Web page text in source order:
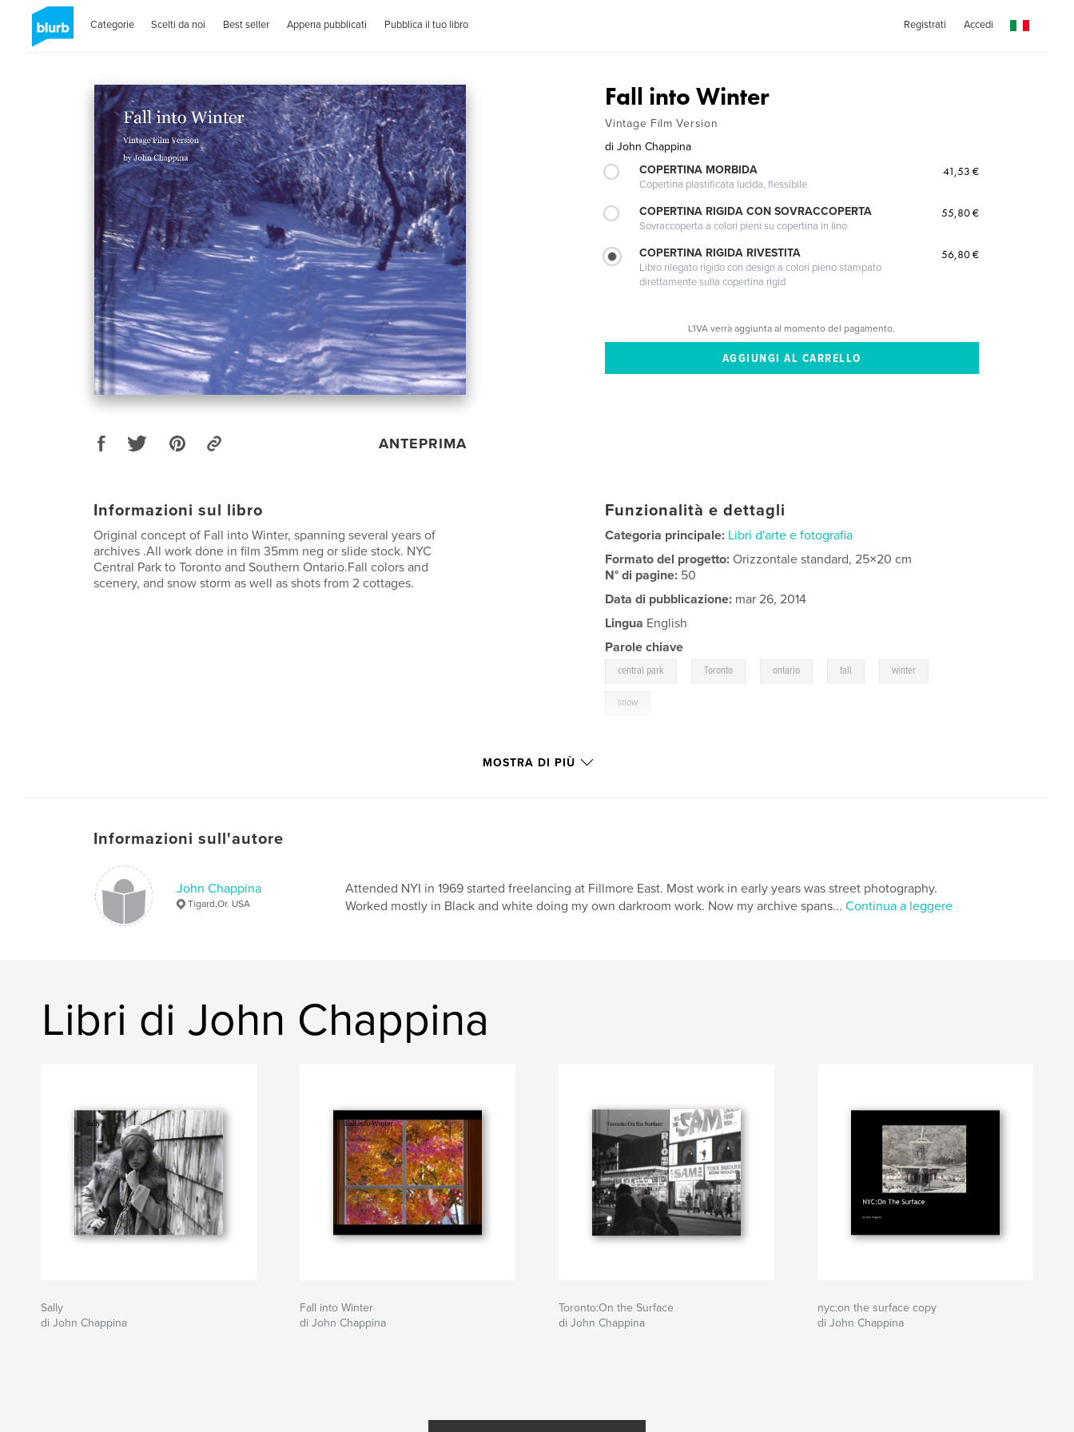
Categorie Scelti da noi Best seller Appena pubblicati Pubblica il tuo libro Registrati Accedi
ANTEPRIMA
Fall into Winter
Vintage Film Version
di John Chappina
COPERTINA MORBIDA
Copertina plastificata lucida, flessibile
41,53 €
COPERTINA RIGIDA CON SOVRACCOPERTA
Sovraccoperta a colori pieni su copertina in lino
55,80 €
COPERTINA RIGIDA RIVESTITA
Libro rilegato rigido con design a colori pieno stampato
direttamente sulla copertina rigid
56,80 €
L'IVA verrà aggiunta al momento del pagamento.
Informazioni sul libro
Original concept of Fall into Winter, spanning several years of
archives .All work done in film 35mm neg or slide stock. NYC
Central Park to Toronto and Southern Ontario.Fall colors and
scenery, and snow storm as well as shots from 2 cottages.
Funzionalità e dettagli
Categoria principale: Libri d'arte e fotografia
Formato del progetto:Orizzontale standard, 25×20 cm
N° di pagine: 50
Data di pubblicazione: mar 26, 2014
Lingua English
Parole chiave
central park Toronto ontario fall winter
snow
MOSTRA DI PIÙ
Informazioni sull'autore
John Chappina
Tigard,Or. USA
Attended NYI in 1969 started freelancing at Fillmore East. Most work in early years was street photography.
Worked mostly in Black and white doing my own darkroom work. Now my archive spans... Continua a leggere
Libri di John Chappina
Sally
di John Chappina
Fall into Winter
di John Chappina
Toronto:On the Surface
di John Chappina
nyc:on the surface copy
di John Chappina